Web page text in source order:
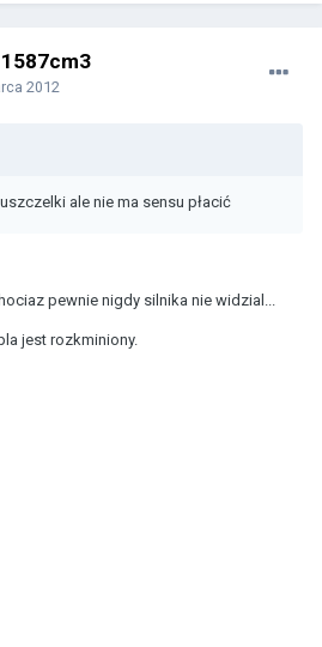
2012
ale nie ma sensu płacić
pewnie nigdy silnika nie widzial...
jest rozkminiony.